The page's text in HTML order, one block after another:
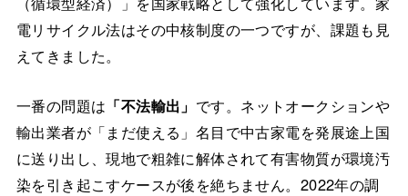
電リサイクル法はその中核制度の一つですが、課題も見
えてきました。
一番の問題は 「不法輸出」 です。ネットオークションや
輸出業者が「まだ使える」名目で中古家電を発展途上国
に送り出し、現地で粗雑に解体されて有害物質が環境汚
染を引き起こすケースが後を絶ちません。2022年の調